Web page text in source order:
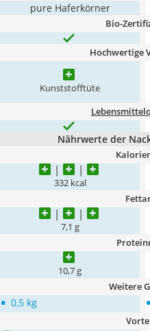
pure Haferkörner
Bio-
Hochwertige
Kunststofftüte
Nährwerte der
332 kcal
7,1 g
10,7 g
Weitere
• 0,5 kg •